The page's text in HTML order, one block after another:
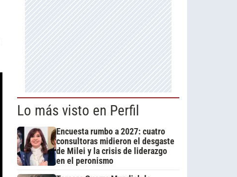
Lo más visto en Perfil
Encuesta rumbo a 2027: cuatro
consultoras midieron el desgaste
de Milei y la crisis de liderazgo
en el peronismo